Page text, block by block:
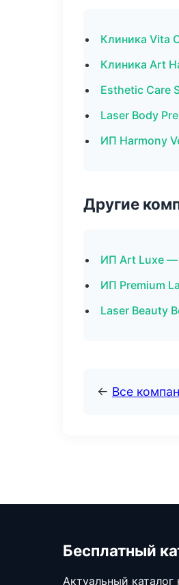
Клиника Vita
Клиника Art
Esthetic Care
Laser Body
ИП Harmony
Другие
ИП Art Luxe —
ИП Premium
Laser Beauty
← Все
Бесплатный
Актуальный